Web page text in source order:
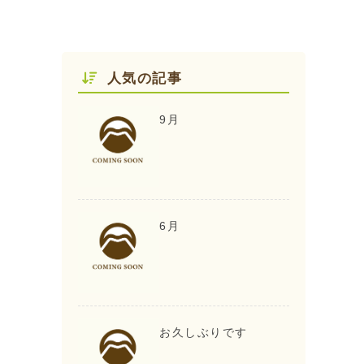
人気の記事
9月
6月
お久しぶりです